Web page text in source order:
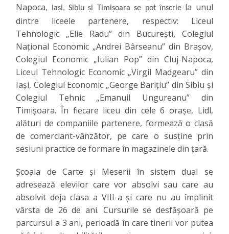
Napoca, Iași, Sibiu și Timișoara se pot înscriela unul
dintre liceele partenere, respectiv: Liceul
Tehnologic „Elie Radu” din București, Colegiul
Național Economic „Andrei Bârseanu” din Brașov,
Colegiul Economic „Iulian Pop” din Cluj-Napoca,
Liceul Tehnologic Economic „Virgil Madgearu” din
Iași, Colegiul Economic „George Barițiu” din Sibiu și
Colegiul Tehnic „Emanuil Ungureanu”
din
Timișoara. În fiecare liceu din cele 6 orașe, Lidl,
alături de companiile partenere, formează o clasă
de comerciant-vânzător, pe care o susține prin
sesiuni practice de formare în magazinele din țară.
Școala de Carte și Meserii în sistem dual se
adresează elevilor care vor absolvi sau care au
absolvit deja clasa a VIII-a și care nu au împlinit
vârsta de 26 de ani. Cursurile se desfășoară pe
parcursul a 3 ani, perioadă în care tinerii vor putea